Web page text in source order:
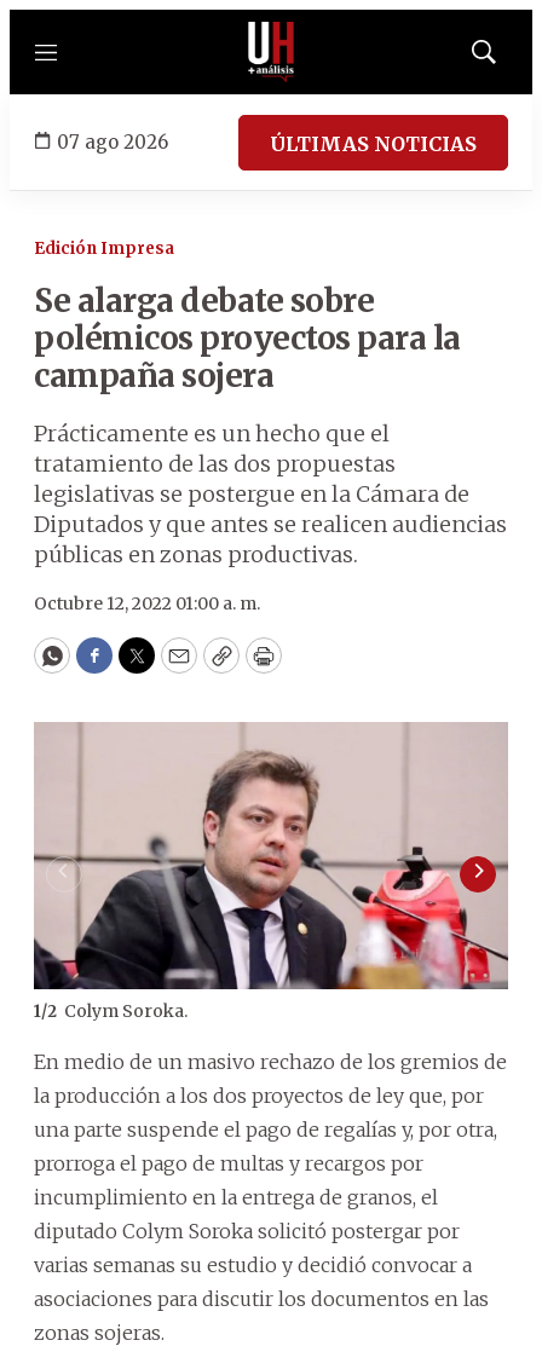
Menú
Mostrar
07 ago 2026 ÚLTIMAS NOTICIAS
Edición Impresa
Se alarga debate sobre
polémicos proyectos para la
campaña sojera
Prácticamente es un hecho que el
tratamiento de las dos propuestas
legislativas se postergue en la Cámara de
Diputados y que antes se realicen audiencias
públicas en zonas productivas.
Octubre 12, 2022 01:00 a. m.
WhatsApp
Facebook
Twitter
EmailCopyPrint
1/2 Colym Soroka.
En medio de un masivo rechazo de los gremios de
la producción a los dos proyectos de ley que, por
una parte suspende el pago de regalías y, por otra,
prorroga el pago de multas y recargos por
incumplimiento en la entrega de granos, el
diputado Colym Soroka solicitó postergar por
varias semanas su estudio y decidió convocar a
asociaciones para discutir los documentos en las
zonas sojeras.